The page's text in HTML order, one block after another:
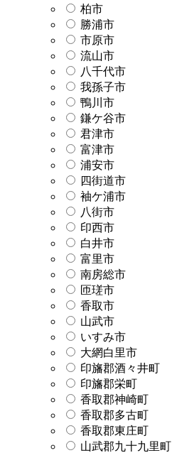
柏市
勝浦市
市原市
流山市
八千代市
我孫子市
鴨川市
鎌ケ谷市
君津市
富津市
浦安市
四街道市
袖ケ浦市
八街市
印西市
白井市
富里市
南房総市
匝瑳市
香取市
山武市
いすみ市
大網白里市
印旛郡酒々井町
印旛郡栄町
香取郡神崎町
香取郡多古町
香取郡東庄町
山武郡九十九里町